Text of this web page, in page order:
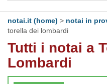
notai.it (home) > notai in
torella dei lombardi
Tutti i notai a
Lombardi